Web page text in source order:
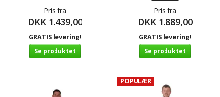
Pris fra
DKK 1.439,00
GRATIS levering!
Se produktet
Pris fra
DKK 1.889,00
GRATIS levering!
Se produktet
POPULÆR